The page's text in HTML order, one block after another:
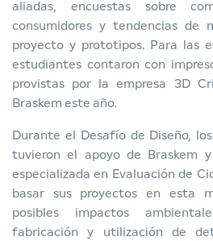
aliadas, encuestas sobre
consumidores y tendencias de
proyecto y prototipos. Para las
estudiantes contaron con
provistas por la empresa 3D
Braskem este año.
Durante el Desafío de Diseño,
tuvieron el apoyo de Braskem
especializada en Evaluación de
basar sus proyectos en esta
posibles impactos
fabricación y utilización de